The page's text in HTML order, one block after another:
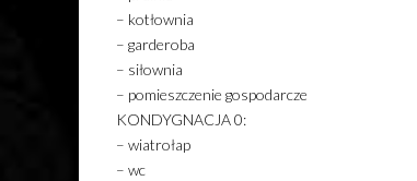
– kotłownia
– garderoba
– siłownia
– pomieszczenie gospodarcze
KONDYGNACJA 0:
– wiatrołap
– wc